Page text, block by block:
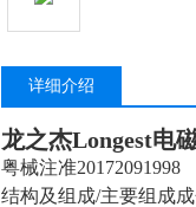
详细介绍
龙之杰Longest电
粤械注准20172091998
结构及组成/主要组成